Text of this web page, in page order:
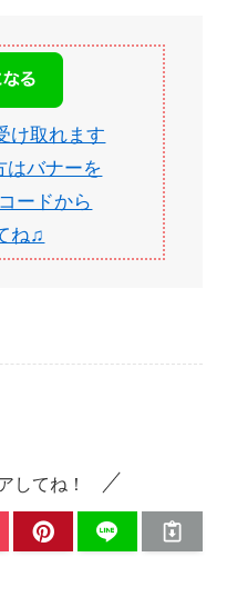
け取れます
はバナーを
ードから
ね♫
してね！